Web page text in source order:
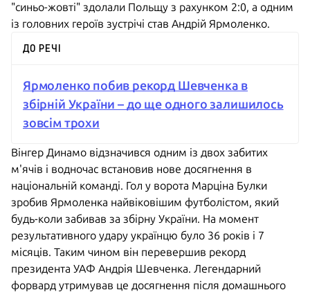
"синьо-жовті" здолали Польщу з рахунком 2:0, а одним
із головних героїв зустрічі став Андрій Ярмоленко.
ДО РЕЧІ
Ярмоленко побив рекорд Шевченка в
збірній України – до ще одного залишилось
зовсім трохи
Вінгер Динамо відзначився одним із двох забитих
м'ячів і водночас встановив нове досягнення в
національній команді. Гол у ворота Марціна Булки
зробив Ярмоленка найвіковішим футболістом, який
будь-коли забивав за збірну України. На момент
результативного удару українцю було 36 років і 7
місяців. Таким чином він перевершив рекорд
президента УАФ Андрія Шевченка. Легендарний
форвард утримував це досягнення після домашнього